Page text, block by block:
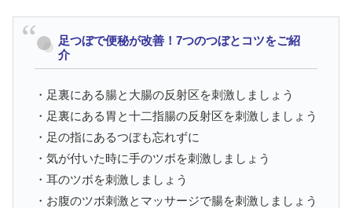
足つぼで便秘が改善！7つのつぼとコツをご紹
介
・足裏にある腸と大腸の反射区を刺激しましょう
・足裏にある胃と十二指腸の反射区を刺激しましょう
・足の指にあるつぼも忘れずに
・気が付いた時に手のツボを刺激しましょう
・耳のツボを刺激しましょう
・お腹のツボ刺激とマッサージで腸を刺激しましょう